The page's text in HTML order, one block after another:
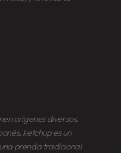
orígenes diversos.
ketchupes un
prenda tradicional